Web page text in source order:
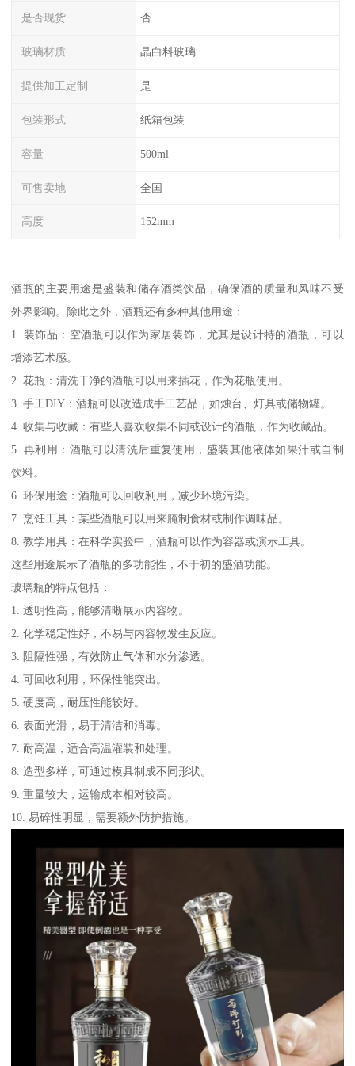
是否现货 否
玻璃材质 晶白料玻璃
提供加工定制 是
包装形式 纸箱包装
容量 500ml
可售卖地 全国
高度 152mm
酒瓶的主要用途是盛装和储存酒类饮品，确保酒的质量和风味不受
外界影响。除此之外，酒瓶还有多种其他用途：
1. 装饰品：空酒瓶可以作为家居装饰，尤其是设计特的酒瓶，可以
增添艺术感。
2. 花瓶：清洗干净的酒瓶可以用来插花，作为花瓶使用。
3. 手工DIY：酒瓶可以改造成手工艺品，如烛台、灯具或储物罐。
4. 收集与收藏：有些人喜欢收集不同或设计的酒瓶，作为收藏品。
5. 再利用：酒瓶可以清洗后重复使用，盛装其他液体如果汁或自制
饮料。
6. 环保用途：酒瓶可以回收利用，减少环境污染。
7. 烹饪工具：某些酒瓶可以用来腌制食材或制作调味品。
8. 教学用具：在科学实验中，酒瓶可以作为容器或演示工具。
这些用途展示了酒瓶的多功能性，不于初的盛酒功能。
玻璃瓶的特点包括：
1. 透明性高，能够清晰展示内容物。
2. 化学稳定性好，不易与内容物发生反应。
3. 阻隔性强，有效防止气体和水分渗透。
4. 可回收利用，环保性能突出。
5. 硬度高，耐压性能较好。
6. 表面光滑，易于清洁和消毒。
7. 耐高温，适合高温灌装和处理。
8. 造型多样，可通过模具制成不同形状。
9. 重量较大，运输成本相对较高。
10. 易碎性明显，需要额外防护措施。